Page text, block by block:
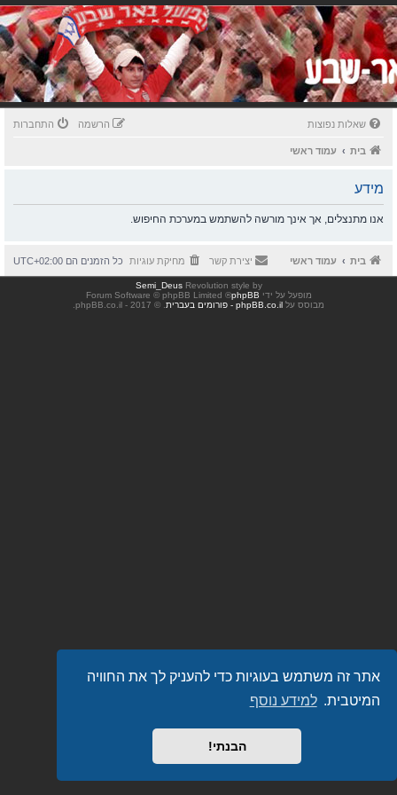
אתר זה משתמש בעוגיות כדי להעניק לך את החוויה
המיטבית. למידע נוסף
הבנתי!
שאלות נפוצות התחברות הרשמה
בית עמוד ראשי
מידע
אנו מתנצלים, אך אינך מורשה להשתמש במערכת החיפוש.
בית עמוד ראשי כל הזמנים הם UTC+02:00 מחיקת עוגיות יצירת קשר
Revolution style by
Semi_Deus
מופעל על ידי phpBB
® Forum Software © phpBB Limited
מבוסס על phpBB.co.il - פורומים בעברית . © 2017 - phpBB.co.il.